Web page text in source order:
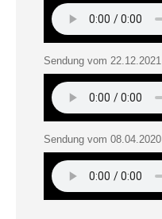
Sendung vom 22.12.2021
Sendung vom 08.04.2020